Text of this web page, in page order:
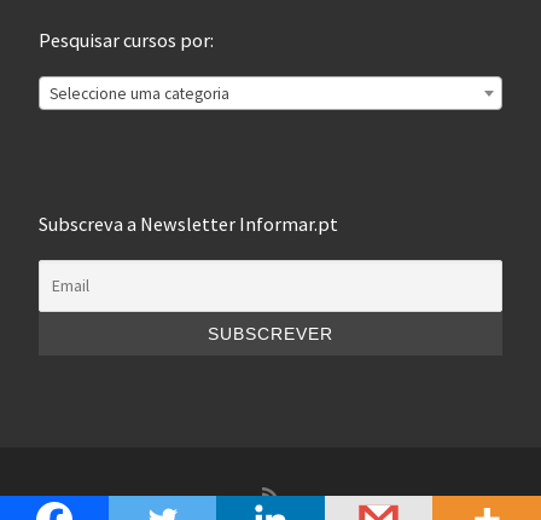
Pesquisar cursos por:
Seleccione uma categoria
Subscreva a Newsletter Informar.pt